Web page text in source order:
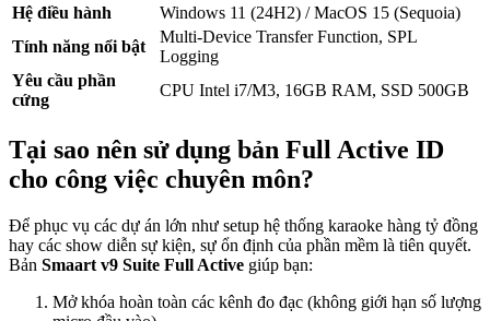
Hệ điều hành
Windows 11 (24H2) / MacOS 15 (Sequoia)
Tính năng nổi bật
Multi-Device Transfer Function, SPL
Logging
Yêu cầu phần
cứng
CPU Intel i7/M3, 16GB RAM, SSD 500GB
Tại sao nên sử dụng bản Full Active ID
cho công việc chuyên môn?
Để phục vụ các dự án lớn như setup hệ thống karaoke hàng tỷ đồng
hay các show diễn sự kiện, sự ổn định của phần mềm là tiên quyết.
Bản Smaart v9 Suite Full Active giúp bạn:
Mở khóa hoàn toàn các kênh đo đạc (không giới hạn số lượng